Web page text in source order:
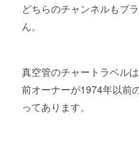
どちらのチャンネルもブ
ん。
真空管のチャートラベル
前オーナーが1974年以前
ってあります。